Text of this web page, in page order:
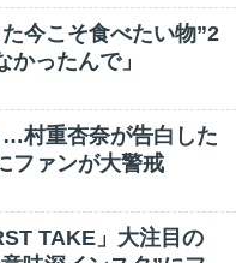
今こそ食べたい物”2
ったんで」
…村重杏奈が告白した
ファンが大警戒
TAKE」大注目の